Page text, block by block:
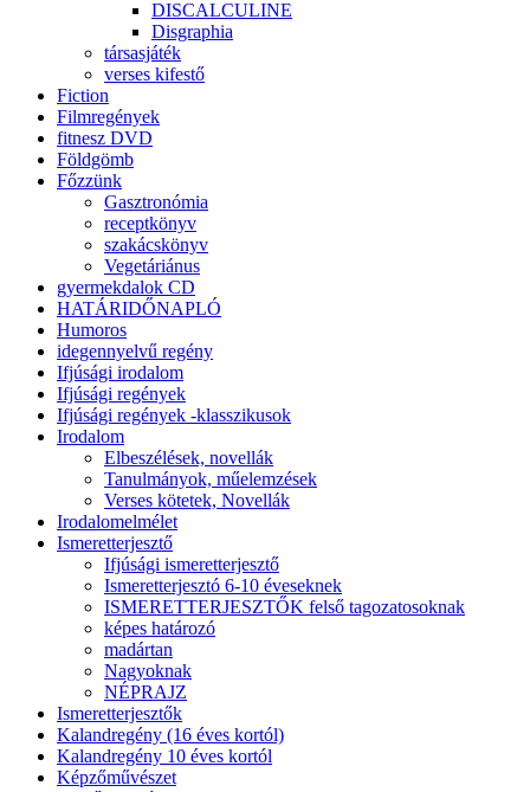
DISCALCULINE
Disgraphia
társasjáték
verses kifestő
Fiction
Filmregények
fitnesz DVD
Földgömb
Főzzünk
Gasztronómia
receptkönyv
szakácskönyv
Vegetáriánus
gyermekdalok CD
HATÁRIDŐNAPLÓ
Humoros
idegennyelvű regény
Ifjúsági irodalom
Ifjúsági regények
Ifjúsági regények -klasszikusok
Irodalom
Elbeszélések, novellák
Tanulmányok, műelemzések
Verses kötetek, Novellák
Irodalomelmélet
Ismeretterjesztő
Ifjúsági ismeretterjesztő
Ismeretterjesztó 6-10 éveseknek
ISMERETTERJESZTŐK felső tagozatosoknak
képes határozó
madártan
Nagyoknak
NÉPRAJZ
Ismeretterjesztők
Kalandregény (16 éves kortól)
Kalandregény 10 éves kortól
Képzőművészet